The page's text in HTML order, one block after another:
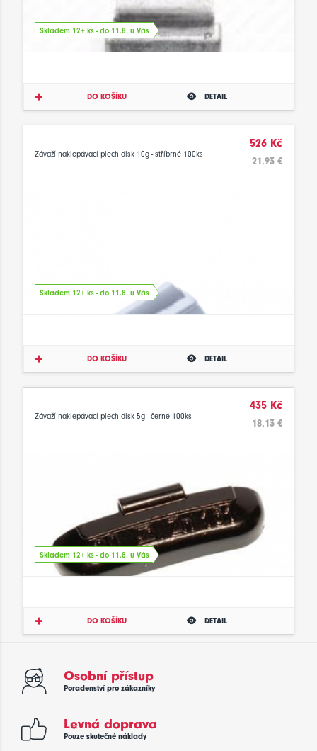
Skladem 12+ ks - do 11.8. u Vás
DO KOŠÍKU DETAIL
Závaží naklepávací plech disk 10g - stříbrné 100ks
526 Kč
21.93 €
Skladem 12+ ks - do 11.8. u Vás
DO KOŠÍKU DETAIL
Závaží naklepávací plech disk 5g - černé 100ks
435 Kč
18.13 €
Skladem 12+ ks - do 11.8. u Vás
DO KOŠÍKU DETAIL
Osobní přístup
Poradenství pro zákazníky
Levná doprava
Pouze skutečné náklady